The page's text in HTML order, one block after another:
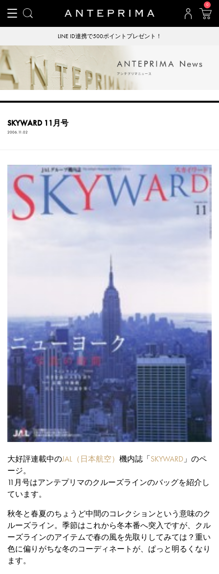
0
LINE ID連携で500ポイントプレゼント！
SKYWARD 11月号
2006.11.02
大好評連載中のJAL（日本航空） 機内誌「SKYWARD 」のペ
ージ。
11月号はアンテプリマのクルーズラインのバッグを紹介し
ています。
秋冬と春夏のちょうど中間のコレクションという意味のク
ルーズライン。季節はこれから冬本番へ突入ですが、クル
ーズラインのアイテムで春の風を先取りしてみては？重い
色に偏りがちな冬のコーディネートが、ぱっと明るくなり
ます。